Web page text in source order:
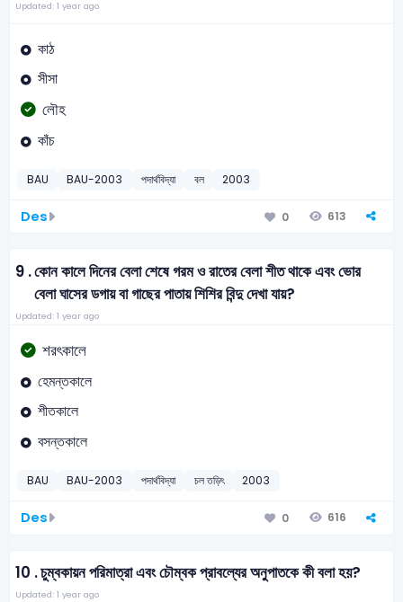
Updated: 1 year ago
কাঠ
সীসা
লৌহ
কাঁচ
BAU BAU-2003 পদার্থবিদ্যা বল 2003
Des 0 613
9 .কোন কালে দিনের বেলা শেষে গরম ও রাতের বেলা শীত থাকে এবং ভোর
বেলা ঘাসের ডগায় বা গাছের পাতায় শিশির বিন্দু দেখা যায়?
Updated: 1 year ago
শরৎকালে
হেমন্তকালে
শীতকালে
বসন্তকালে
BAU BAU-2003 পদার্থবিদ্যা চল তড়িৎ 2003
Des 0 616
10 .চুম্বকায়ন পরিমাত্রা এবং চৌম্বক প্রাবল্যের অনুপাতকে কী বলা হয়?
Updated: 1 year ago